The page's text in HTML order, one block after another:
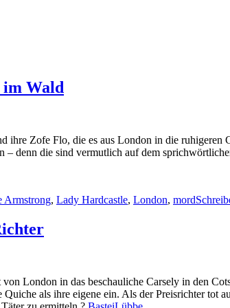
im Wald
Zofe Flo, die es aus London in die ruhigeren
– denn die sind vermutlich auf dem
Armstrong, Lady Hardcastle, London, mord
London in das beschauliche Carsely in den
als ihre eigene ein. Als der Preisrichter tot